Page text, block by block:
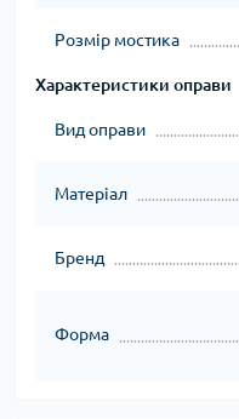
Розмір мостика
Характеристики оправи
Вид оправи
Матеріал
Бренд
Форма